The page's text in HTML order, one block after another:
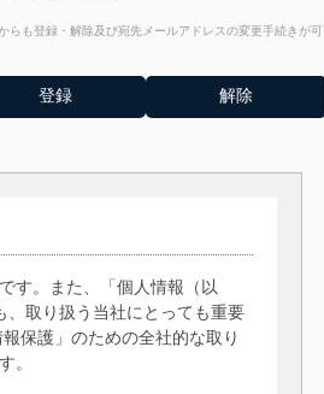
も登録・解除及び宛先メールアドレスの変更手続きが可
す。また、「個人情報（以
取り扱う当社にとっても重要
保護」のための全社的な取り
。